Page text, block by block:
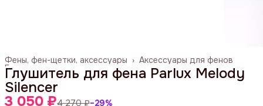
Аксессуары для фенов
Фены, фен-щетки, аксессуары ›
Главная ›
Глушитель для фена Parlux Melody
Silencer
3 050 ₽4 270 ₽−29%